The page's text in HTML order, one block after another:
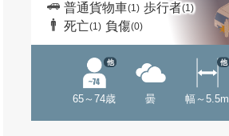
普通貨物車(1) 歩行者(1)
死亡(1) 負傷(0)
65～74歳
他
曇 幅～5.5m
他